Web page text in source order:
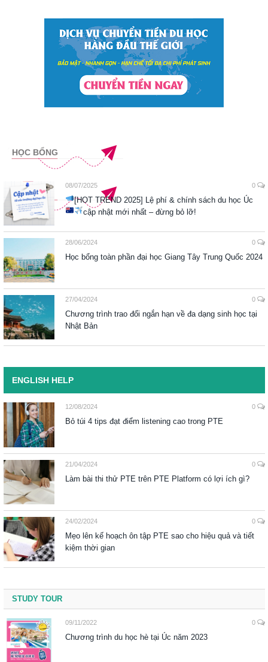
HỌC BỔNG
08/07/2025 0
[HOT TREND 2025] Lệ phí & chính sách du học Úc
cập nhật mới nhất – đừng bỏ lỡ!
28/06/2024 0
Học bổng toàn phần đại học Giang Tây Trung Quốc 2024
27/04/2024 0
Chương trình trao đổi ngắn hạn về đa dạng sinh học tại
Nhật Bản
ENGLISH HELP
12/08/2024 0
Bỏ túi 4 tips đạt điểm listening cao trong PTE
21/04/2024 0
Làm bài thi thử PTE trên PTE Platform có lợi ích gì?
24/02/2024 0
Mẹo lên kế hoạch ôn tập PTE sao cho hiệu quả và tiết
kiệm thời gian
STUDY TOUR
09/11/2022 0
Chương trình du học hè tại Úc năm 2023